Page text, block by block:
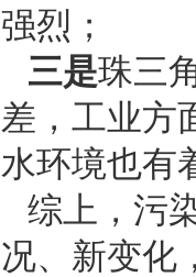
强烈；
三是珠三
差，工业方
水环境也有
综上，污
况、新变化